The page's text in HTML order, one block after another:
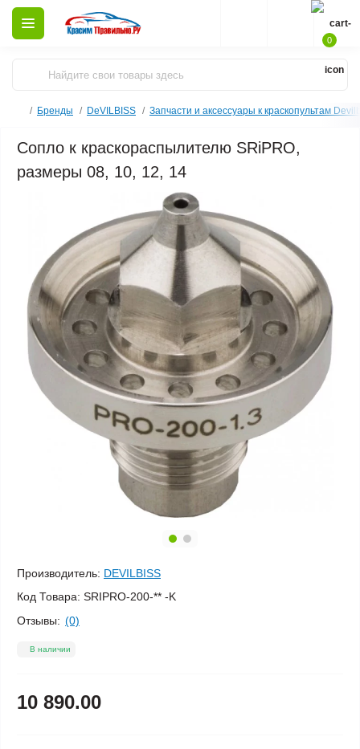
0
Бренды DeVILBISS Запчасти и аксессуары к краскопультам
Сопло к краскораспылителю SRiPRO,
размеры 08, 10, 12, 14
Производитель: DEVILBISS
Код Товара: SRIPRO-200-** -K
Отзывы: (0)
В наличии
10 890.00